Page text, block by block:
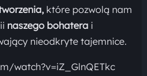
które pozwolą nam
naszego bohatera i
nieodkryte tajemnice.
watch?v=iZ_GlnQETkc